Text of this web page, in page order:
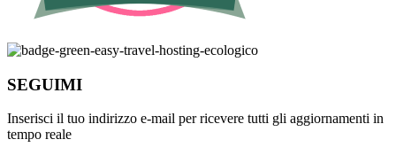
SEGUIMI
Inserisci il tuo indirizzo e-mail per ricevere tutti gli aggiornamenti in
tempo reale